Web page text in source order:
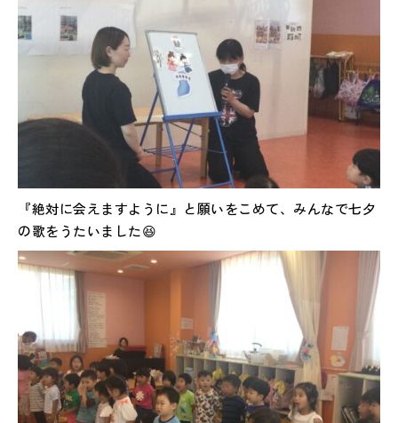
『絶対に会えますように』と願いをこめて、みんなで七夕
の歌をうたいました😆